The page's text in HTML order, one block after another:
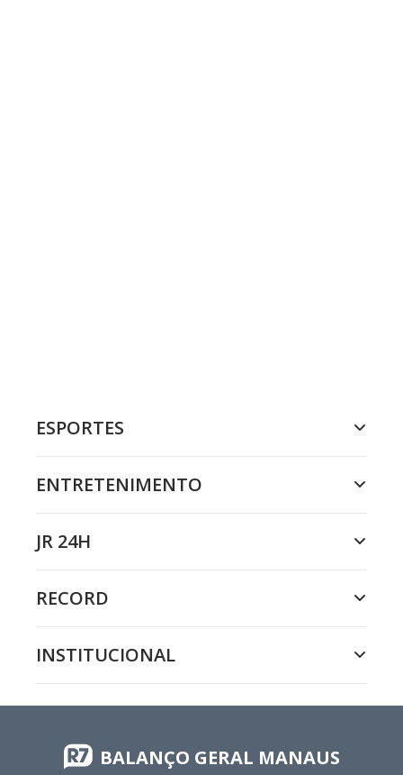
ESPORTES
ENTRETENIMENTO
JR 24H
RECORD
INSTITUCIONAL
BALANÇO GERAL MANAUS